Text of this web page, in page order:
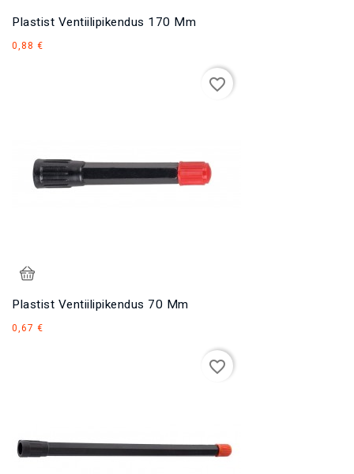
Plastist Ventiilipikendus 170 Mm
0,88 €
Plastist Ventiilipikendus 70 Mm
0,67 €
favorite_border
favorite_border